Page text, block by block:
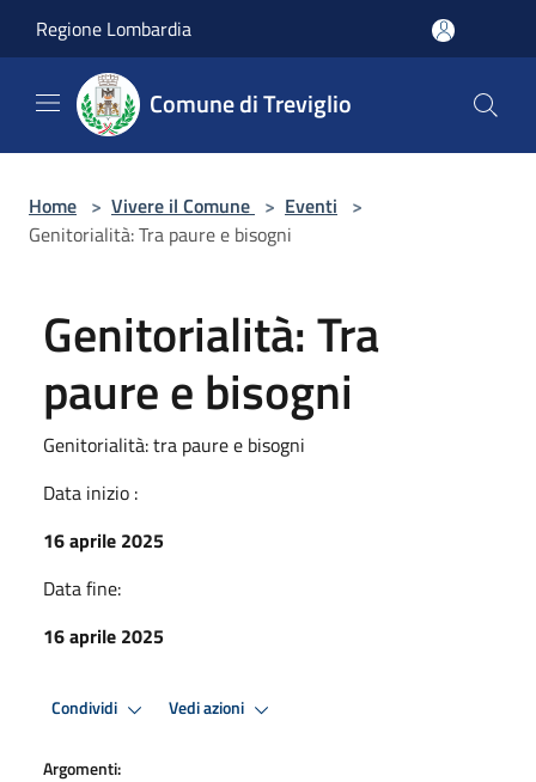
Regione Lombardia
Comune di Treviglio
Home > Vivere il Comune > Eventi >
Genitorialità: Tra paure e bisogni
Genitorialità: Tra
paure e bisogni
Genitorialità: tra paure e bisogni
Data inizio :
16 aprile 2025
Data fine:
16 aprile 2025
Condividi Vedi azioni
Argomenti: